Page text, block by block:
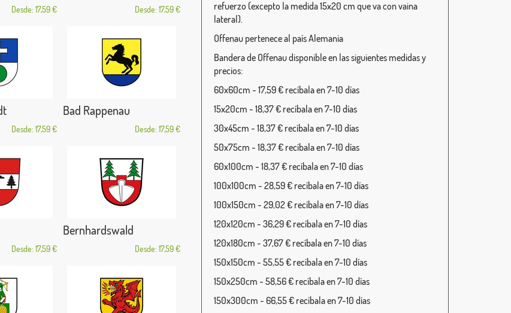
Desde: 17,59 € Desde: 17,59 €
Desde: 17,59 €
Bad Rappenau
Desde: 17,59 €
Desde: 17,59 €
Bernhardswald
Desde: 17,59 €
refuerzo (excepto la medida 15x20 cm que va con vaina
lateral).
Offenau pertenece al país Alemania
Bandera de Offenau disponible en las siguientes medidas y
precios:
60x60cm - 17,59 € recíbala en 7-10 días
15x20cm - 18,37 € recíbala en 7-10 días
30x45cm - 18,37 € recíbala en 7-10 días
50x75cm - 18,37 € recíbala en 7-10 días
60x100cm - 18,37 € recíbala en 7-10 días
100x100cm - 28,59 € recíbala en 7-10 días
100x150cm - 29,02 € recíbala en 7-10 días
120x120cm - 36,29 € recíbala en 7-10 días
120x180cm - 37,67 € recíbala en 7-10 días
150x150cm - 55,55 € recíbala en 7-10 días
150x250cm - 58,56 € recíbala en 7-10 días
150x300cm - 66,55 € recíbala en 7-10 días